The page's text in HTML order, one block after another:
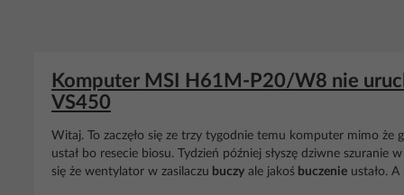
Komputer MSI H61M-P20/W8 nie
VS450
Witaj. To zaczęło się ze trzy tygodnie temu komputer mimo że
ustał bo resecie biosu. Tydzień później słyszę dziwne szuranie
się że wentylator w zasilaczu buczy ale jakoś buczenie ustało.